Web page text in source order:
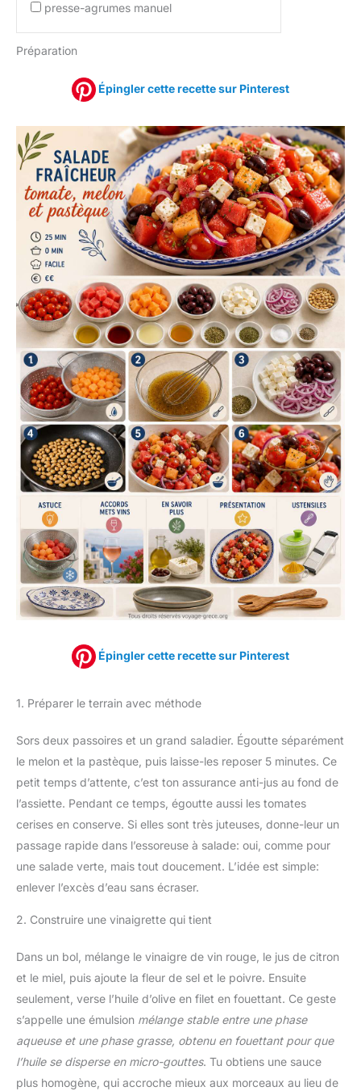
presse-agrumes manuel
Préparation
Épingler cette recette sur Pinterest
Épingler cette recette sur Pinterest
1. Préparer le terrain avec méthode
Sors deux passoires et un grand saladier. Égoutte séparément
le melon et la pastèque, puis laisse-les reposer 5 minutes. Ce
petit temps d’attente, c’est ton assurance anti-jus au fond de
l’assiette. Pendant ce temps, égoutte aussi les tomates
cerises en conserve. Si elles sont très juteuses, donne-leur un
passage rapide dans l’essoreuse à salade: oui, comme pour
une salade verte, mais tout doucement. L’idée est simple:
enlever l’excès d’eau sans écraser.
2. Construire une vinaigrette qui tient
Dans un bol, mélange le vinaigre de vin rouge, le jus de citron
et le miel, puis ajoute la fleur de sel et le poivre. Ensuite
seulement, verse l’huile d’olive en filet en fouettant. Ce geste
s’appelle une émulsion mélange stable entre une phase
aqueuse et une phase grasse, obtenu en fouettant pour que
l’huile se disperse en micro-gouttes. Tu obtiens une sauce
plus homogène, qui accroche mieux aux morceaux au lieu de